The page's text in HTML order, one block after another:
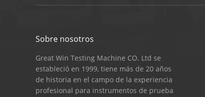
Sobre nosotros
Great Win Testing Machine CO. Ltd se
estableció en 1999, tiene más de 20 años
de historia en el campo de la experiencia
profesional para instrumentos de prueba